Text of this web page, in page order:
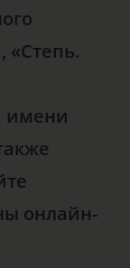
«Степь.
имени
онлайн-